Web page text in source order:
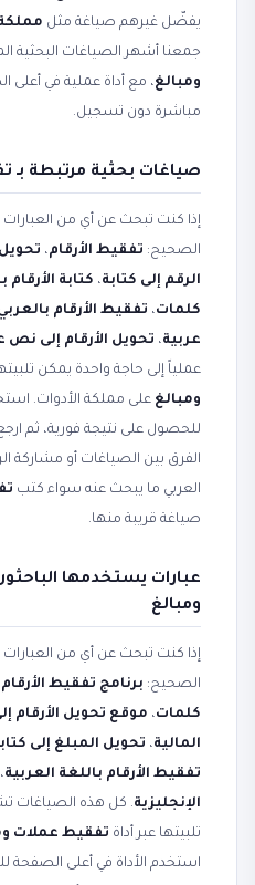
يفضّل غيرهم صياغة مثل مملكة
جمعنا أشهر الصياغات البحثية
ومبالغ، مع أداة عملية في أعلى
مباشرة دون تسجيل.
صياغات بحثية مرتبطة بـ
إذا كنت تبحث عن أي من العبارات
الصحيح: تفقيط الأرقام،
الرقم إلى كتابة، كتابة الأرقام
كلمات، تفقيط الأرقام
عربية، تحويل الأرقام إلى نص
عملياً إلى حاجة واحدة يمكن
ومبالغ على مملكة الأدوات.
للحصول على نتيجة فورية، ثم
الفرق بين الصياغات أو مشاركة
العربي ما يبحث عنه سواء كتب
صياغة قريبة منها.
عبارات يستخدمها
ومبالغ
إذا كنت تبحث عن أي من العبارات
الصحيح: برنامج تفقيط الأرقام
كلمات، موقع تحويل الأرقام
المالية، تحويل المبلغ إلى
تفقيط الأرقام باللغة العربية،
الإنجليزية. كل هذه الصياغات
تلبيتها عبر أداة تفقيط عملات
استخدم الأداة في أعلى الصفحة